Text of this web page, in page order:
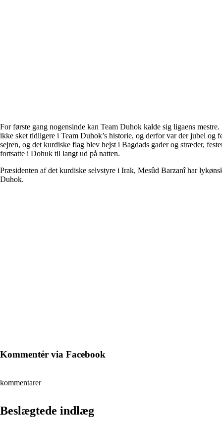
For første gang nogensinde kan Team Duhok kalde sig ligaens mestre.
ikke sket tidligere i Team Duhok’s historie, og derfor var der jubel og
sejren, og det kurdiske flag blev hejst i Bagdads gader og stræder,
fortsatte i Dohuk til langt ud på natten.
Præsidenten af det kurdiske selvstyre i Irak, Mesûd Barzanî har
Duhok.
Kommentér via Facebook
kommentarer
Beslægtede indlæg